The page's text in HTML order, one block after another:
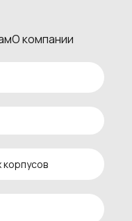
О компании
корпусов